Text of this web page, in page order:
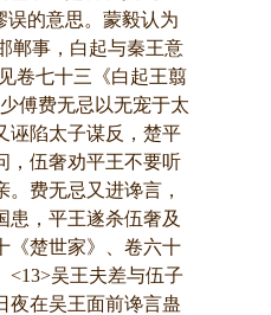
误的意思。蒙毅认为
郸事，白起与秦王意
卷七十三《白起王翦
傅费无忌以无宠于太
诬陷太子谋反，楚平
，伍奢劝平王不要听
费无忌又进谗言，
患，平王遂杀伍奢及
《楚世家》、卷六十
吴王夫差与伍子
夜在吴王面前谗言蛊